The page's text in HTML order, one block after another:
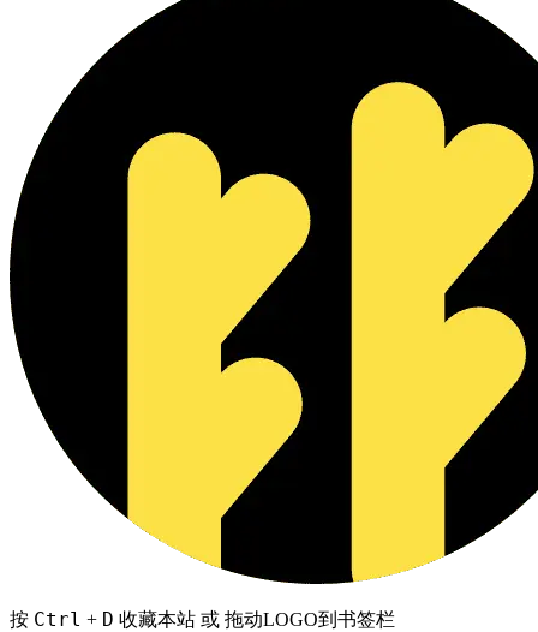
按 Ctrl + D 收藏本站 或 拖动LOGO到书签栏